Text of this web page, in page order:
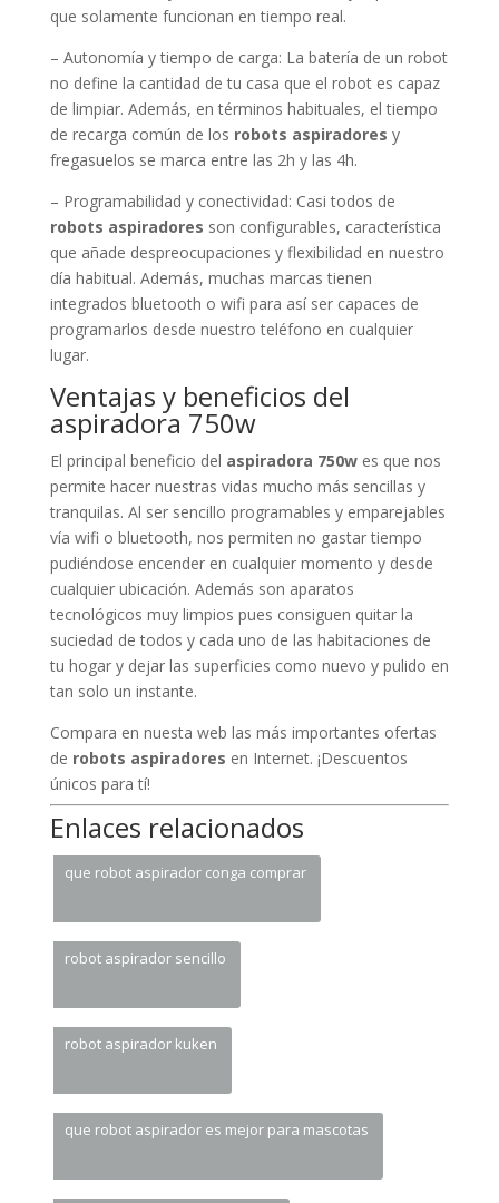
que solamente funcionan en tiempo real.
– Autonomía y tiempo de carga: La batería de un robot
no define la cantidad de tu casa que el robot es capaz
de limpiar. Además, en términos habituales, el tiempo
de recarga común de los robots aspiradores y
fregasuelos se marca entre las 2h y las 4h.
– Programabilidad y conectividad: Casi todos de
robots aspiradores son configurables, característica
que añade despreocupaciones y flexibilidad en nuestro
día habitual. Además, muchas marcas tienen
integrados bluetooth o wifi para así ser capaces de
programarlos desde nuestro teléfono en cualquier
lugar.
Ventajas y beneficios del
aspiradora 750w
El principal beneficio del aspiradora 750wes que nos
permite hacer nuestras vidas mucho más sencillas y
tranquilas. Al ser sencillo programables y emparejables
vía wifi o bluetooth, nos permiten no gastar tiempo
pudiéndose encender en cualquier momento y desde
cualquier ubicación. Además son aparatos
tecnológicos muy limpios pues consiguen quitar la
suciedad de todos y cada uno de las habitaciones de
tu hogar y dejar las superficies como nuevo y pulido en
tan solo un instante.
Compara en nuesta web las más importantes ofertas
de robots aspiradores en Internet. ¡Descuentos
únicos para tí!
Enlaces relacionados
que robot aspirador conga comprar
robot aspirador sencillo
robot aspirador kuken
que robot aspirador es mejor para mascotas